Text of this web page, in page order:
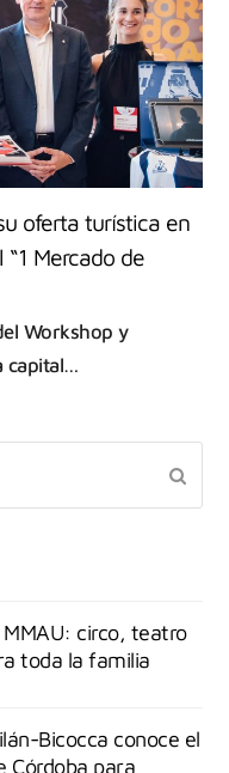
oferta turística en
“1 Mercado de
Workshop y
capital…
circo, teatro
toda la familia
Bicocca conoce el
Córdoba para